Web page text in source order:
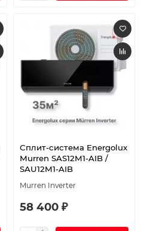
Сплит-система Energolux
Murren SAS12M1-AIB /
SAU12M1-AIB
Murren Inverter
58 400 ₽